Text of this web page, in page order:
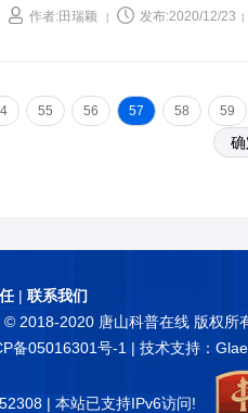
区域生成了很多二次颗粒物，这些
作者:田瑞颖 发布:2020/12/23
55 56 57 58 59
| 联系我们
2018-2020 唐山科普在线 版权所
备05016301号-1 | 技术支持：
| 本站已支持IPv6访问!